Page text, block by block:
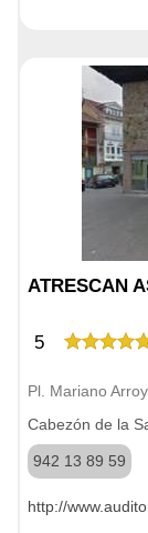
ATRESCAN
5
Pl. Mariano
Cabezón de la
942 13 89 59
http://